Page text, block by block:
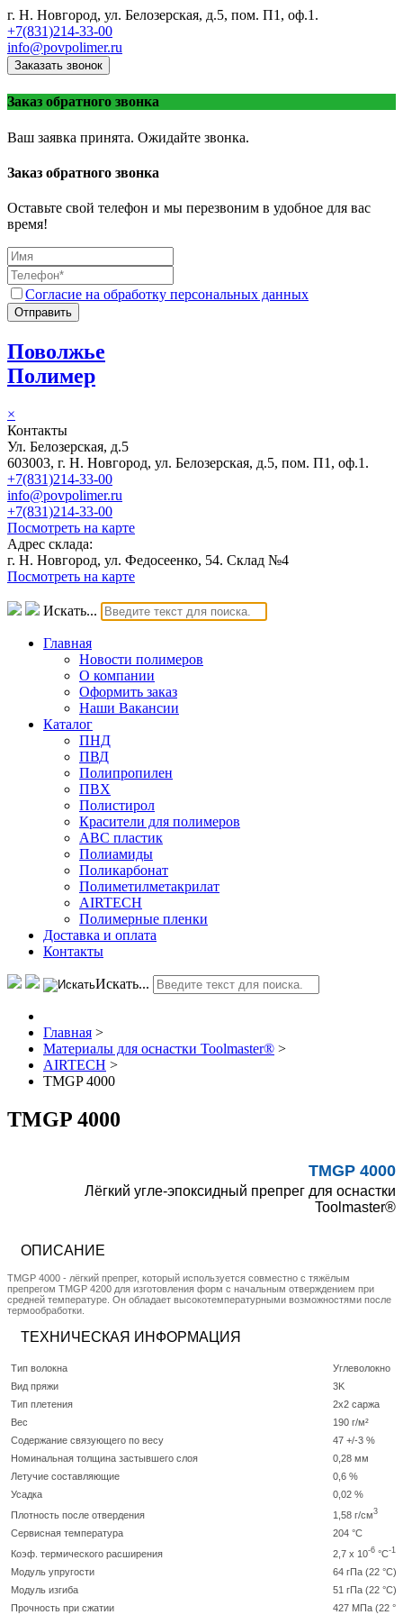
г. Н. Новгород, ул. Белозерская, д.5, пом. П1, оф.1.
+7(831)214-33-00
info@povpolimer.ru
Заказать звонок
Заказ обратного звонка
Ваш заявка принята. Ожидайте звонка.
Заказ обратного звонка
Оставьте свой телефон и мы перезвоним в удобное для вас
время!
Согласие на обработку персональных данных
Отправить
Поволжье
Полимер
×
Контакты
Ул. Белозерская, д.5
603003, г. Н. Новгород, ул. Белозерская, д.5, пом. П1, оф.1.
+7(831)214-33-00
info@povpolimer.ru
+7(831)214-33-00
Посмотреть на карте
Адрес склада:
г. Н. Новгород, ул. Федосеенко, 54. Склад №4
Посмотреть на карте
Искать...
Главная
Новости полимеров
О компании
Оформить заказ
Наши Вакансии
Каталог
ПНД
ПВД
Полипропилен
ПВХ
Полистирол
Красители для полимеров
АВС пластик
Полиамиды
Поликарбонат
Полиметилметакрилат
AIRTECH
Полимерные пленки
Доставка и оплата
Контакты
Искать...
Главная >
Материалы для оснастки Toolmaster® >
AIRTECH >
TMGP 4000
TMGP 4000
TMGP 4000
Лёгкий угле-эпоксидный препрег для оснастки
Toolmaster®
ОПИСАНИЕ
TMGP 4000 - лёгкий препрег, который используется совместно с тяжёлым
препрегом TMGP 4200 для изготовления форм с начальным отверждением при
средней температуре. Он обладает высокотемпературными возможностями после
термообработки.
ТЕХНИЧЕСКАЯ ИНФОРМАЦИЯ
Тип волокна
Углеволокно
Вид пряжи
3K
Тип плетения
2x2 саржа
Вес
190 г/м²
Содержание связующего по весу
47 +/-3 %
Номинальная толщина застывшего слоя
0,28 мм
Летучие составляющие
0,6 %
Усадка
0,02 %
Плотность после отвердения
1,58 г/см3
Сервисная температура
204 °C
Коэф. термического расширения
2,7 x 10-6 °C-1
Модуль упругости
64 гПа (22 °C)
Модуль изгиба
51 гПа (22 °C)
Прочность при сжатии
427 МПа (22